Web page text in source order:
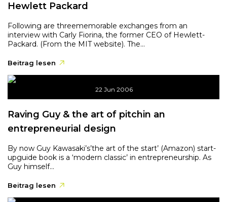
Hewlett Packard
Following are threememorable exchanges from an
interview with Carly Fiorina, the former CEO of Hewlett-
Packard. (From the MIT website). The...
Beitrag lesen
22 Jun 2006
Raving Guy & the art of pitchin an
entrepreneurial design
By now Guy Kawasaki’s’the art of the start’ (Amazon) start-
upguide book is a ‘modern classic’ in entrepreneurship. As
Guy himself...
Beitrag lesen